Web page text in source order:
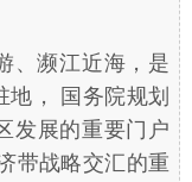
、濒江近海，是
地， 国务院规划
发展的重要门户
带战略交汇的重